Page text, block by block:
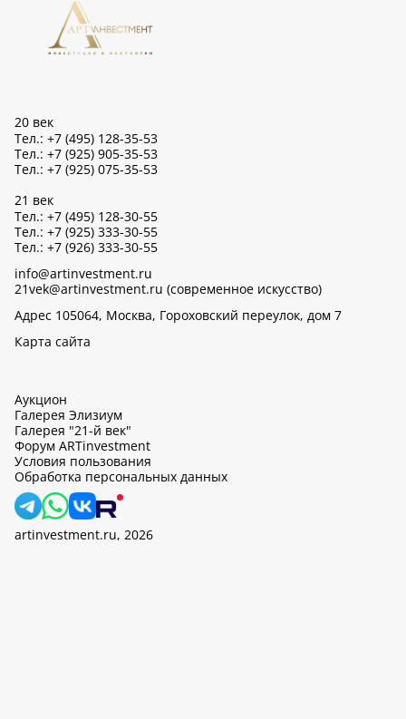
20 век
Тел.: +7 (495) 128-35-53
Тел.: +7 (925) 905-35-53
Тел.: +7 (925) 075-35-53
21 век
Тел.: +7 (495) 128-30-55
Тел.: +7 (925) 333-30-55
Тел.: +7 (926) 333-30-55
info@artinvestment.ru
21vek@artinvestment.ru (современное искусство)
Адрес 105064, Москва, Гороховский переулок, дом 7
Карта сайта
Аукцион
Галерея Элизиум
Галерея "21-й век"
Форум ARTinvestment
Условия пользования
Обработка персональных данных
artinvestment.ru, 2026